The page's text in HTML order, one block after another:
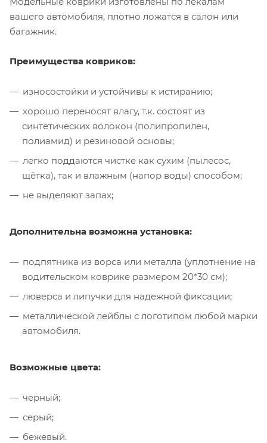
вашего автомобиля, плотно ложатся в салон или
багажник.
Преимущества ковриков:
износостойки и устойчивы к истиранию;
хорошо переносят влагу, т.к. состоят из
синтетических волокон (полипропилен,
полиамид) и резиновой основы;
легко поддаются чистке как сухим (пылесос,
щётка), так и влажным (напор воды) способом;
не выделяют запах;
Дополнительна возможна установка:
подпятника из ворса или металла (уплотнение на
водительском коврике размером 20*30 см);
люверса и липучки для надежной фиксации;
металлической лейблы с логотипом любой марки
автомобиля.
Возможные цвета:
черный;
серый;
бежевый.